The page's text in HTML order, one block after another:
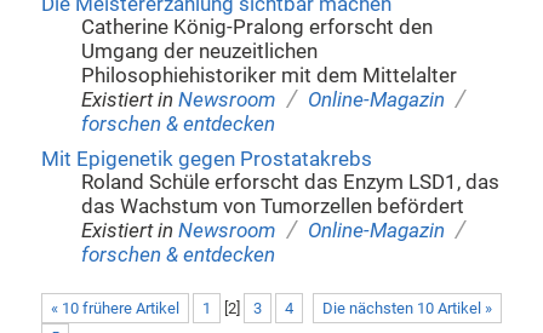
Die Meistererzählung sichtbar machen
Catherine König-Pralong erforscht den
Umgang der neuzeitlichen
Philosophiehistoriker mit dem Mittelalter
Existiert in Newsroom / Online-Magazin /
forschen & entdecken
Mit Epigenetik gegen Prostatakrebs
Roland Schüle erforscht das Enzym LSD1, das
das Wachstum von Tumorzellen befördert
Existiert in Newsroom / Online-Magazin /
forschen & entdecken
« 10 frühere Artikel Die nächsten 10 Artikel »
1 2] 3
4